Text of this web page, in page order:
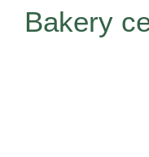
Bakery